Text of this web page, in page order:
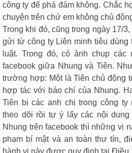
công ty để phá đám không. Chắc
chuyện trên chứ em không chủ
Trong khi đó, cũng trong ngày 17/
gửi từ công ty Liên minh tiêu dùng
luật. Trong đó, có ảnh chụp các
facebook giữa Nhung và Tiên.
trường hợp: Một là Tiên chủ động
hợp tác với báo chí của Nhung.
Tiên bị các anh chị trong công
theo dõi rồi tự ý lấy các nội
Nhung trên facebook thì những vị
phạm bí mật và an toàn thư tín,